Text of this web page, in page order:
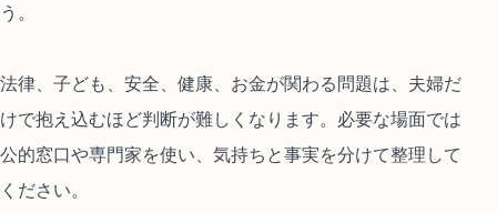
う。
法律、子ども、安全、健康、お金が関わる問題は、夫婦だ
けで抱え込むほど判断が難しくなります。必要な場面では
公的窓口や専門家を使い、気持ちと事実を分けて整理して
ください。